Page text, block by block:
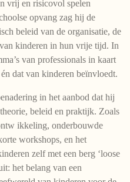
vrij en risicovol spelen
opvang zag hij de
beleid van de organisatie, de
kinderen in hun vrije tijd. In
van professionals in kaart
dat van kinderen beïnvloedt.
in het aanbod dat hij
beleid en praktijk. Zoals
ikkeling, onderbouwde
workshops, en het
zelf met een berg ‘loose
het belang van een